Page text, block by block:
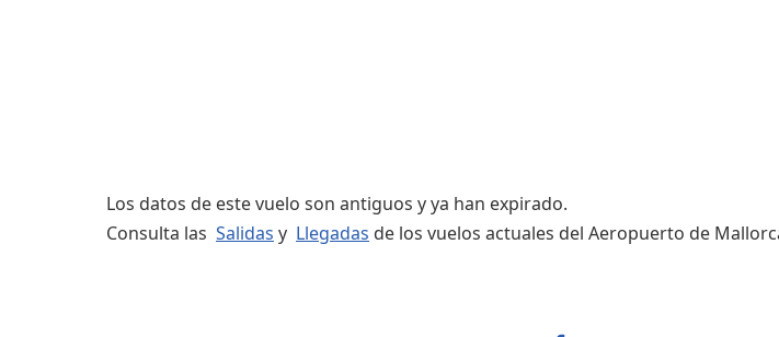
Los datos de este vuelo son antiguos y ya han expirado.
Consulta las Salidas y Llegadas de los vuelos actuales del Aeropuerto de